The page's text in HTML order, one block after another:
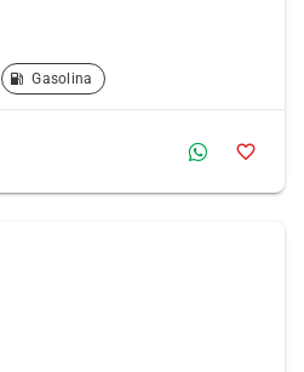
Gasolina